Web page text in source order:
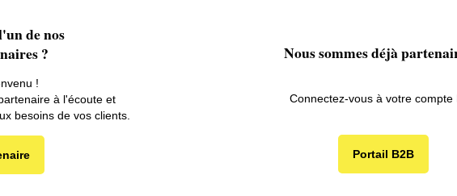
de nos
?
!
à l'écoute et
besoins de vos clients.
Nous sommes déjà
Connectez-vous à votre compte
Portail B2B